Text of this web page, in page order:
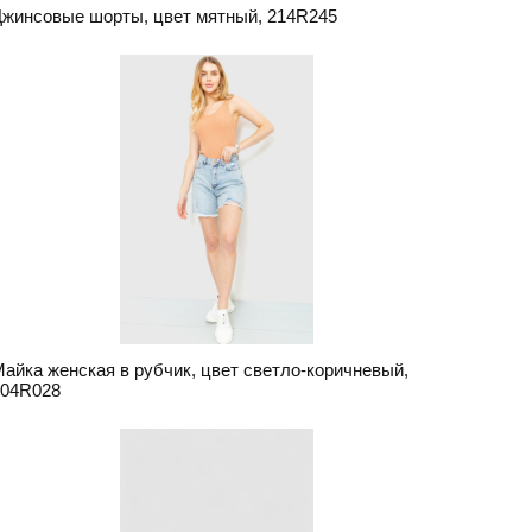
шорты, цвет мятный, 214R245
женская в рубчик, цвет светло-коричневый,